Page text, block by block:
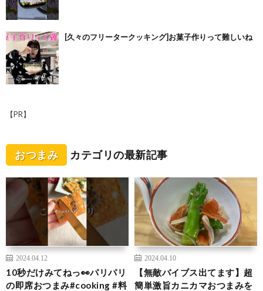
[久々のフリータークッキング]お菓子作りって難しいね
【PR】
おつまみ カテゴリの最新記事
2024.04.12
10秒だけみてねっ👀パリパリ
の即席おつまみ#cooking #料
2024.04.10
【無敵バイブス出てます】超
簡単激旨カニカマおつまみを